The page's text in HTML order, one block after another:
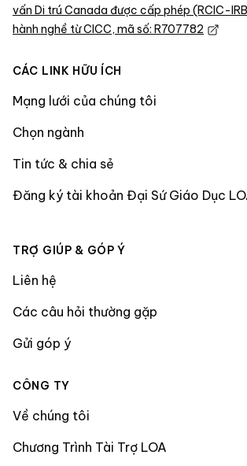
vấn Di trú Canada được cấp phép (RCIC-
hành nghề từ CICC, mã số: R707782
CÁC LINK HỮU ÍCH
Mạng lưới của chúng tôi
Chọn ngành
Tin tức & chia sẻ
Đăng ký tài khoản Đại Sứ Giáo Dục
TRỢ GIÚP & GÓP Ý
Liên hệ
Các câu hỏi thường gặp
Gửi góp ý
CÔNG TY
Về chúng tôi
Chương Trình Tài Trợ LOA